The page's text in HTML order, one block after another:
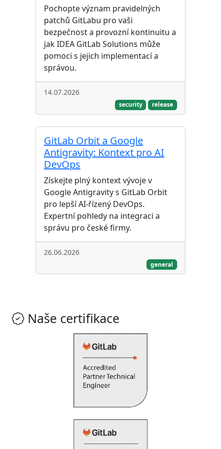
Pochopte význam pravidelných
patchů GitLabu pro vaši
bezpečnost a provozní kontinuitu a
jak IDEA GitLab Solutions může
pomoci s jejich implementací a
správou.
14.07.2026
security release
GitLab Orbit a Google
Antigravity: Kontext pro AI
DevOps
Získejte plný kontext vývoje v
Google Antigravity s GitLab Orbit
pro lepší AI-řízený DevOps.
Expertní pohledy na integraci a
správu pro české firmy.
26.06.2026
general
Naše certifikace